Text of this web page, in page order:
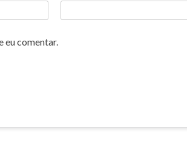
eu comentar.